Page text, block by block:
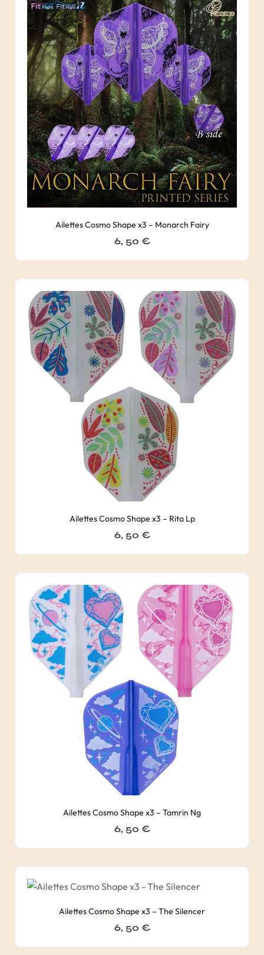
Ailettes Cosmo Shape x3 – Monarch Fairy
6, 50 €
Ailettes Cosmo Shape x3 – Rita Lp
6, 50 €
Ailettes Cosmo Shape x3 – Tamrin Ng
6, 50 €
Ailettes Cosmo Shape x3 – The Silencer
6, 50 €